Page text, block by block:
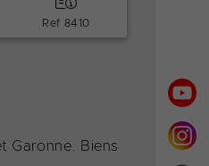
Ref 8410
Garonne. Biens